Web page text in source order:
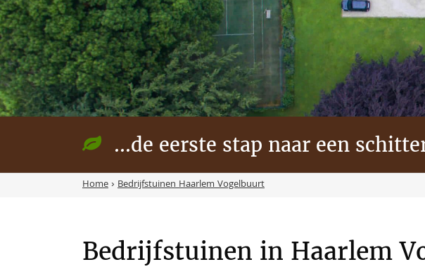
...de eerste stap naar een
Home› Bedrijfstuinen Haarlem Vogelbuurt
Bedrijfstuinen in Haarlem